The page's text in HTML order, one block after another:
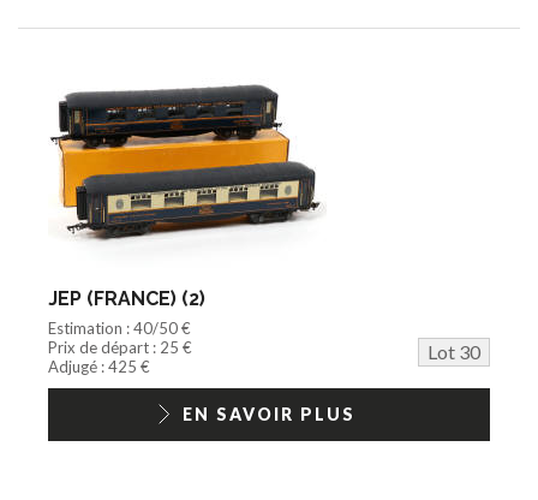
JEP (FRANCE) (2)
Estimation : 40/50 €
Prix de départ : 25 €
Lot 30
Adjugé : 425 €
EN SAVOIR PLUS